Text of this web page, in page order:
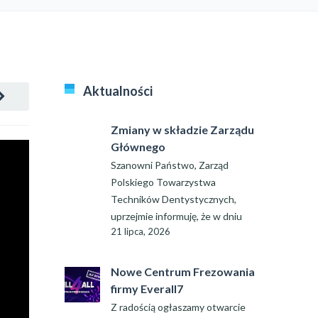
Aktualności
Zmiany w składzie Zarządu
Głównego
Szanowni Państwo, Zarząd
Polskiego Towarzystwa
Techników Dentystycznych,
uprzejmie informuję, że w dniu
21 lipca, 2026
Nowe Centrum Frezowania
firmy Everall7
Z radością ogłaszamy otwarcie